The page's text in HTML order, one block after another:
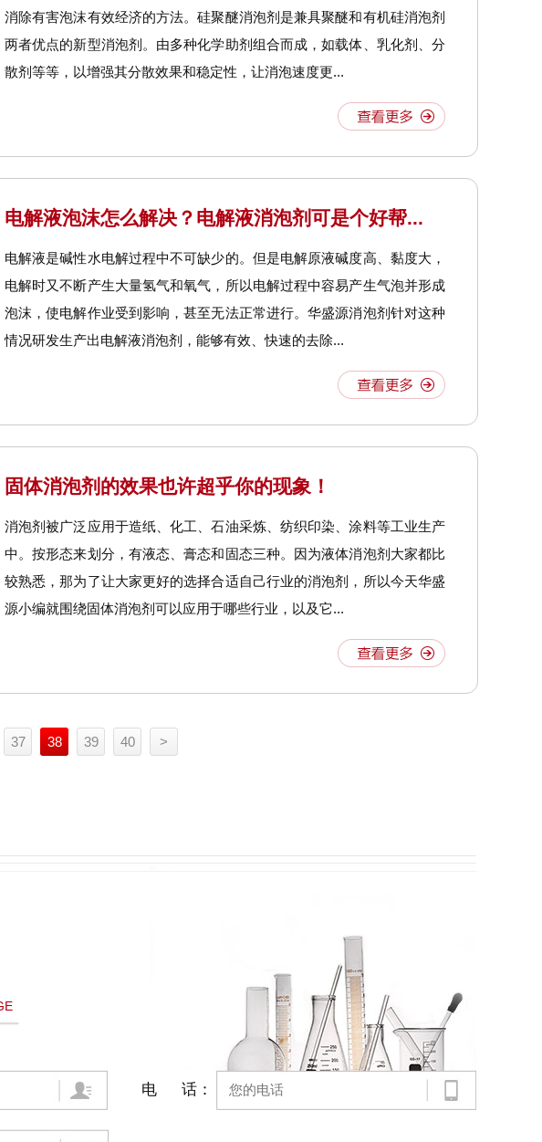
消除有害泡沫有效经济的方法。硅聚醚消泡剂是兼具聚醚和有机硅消泡剂
两者优点的新型消泡剂。由多种化学助剂组合而成，如载体、乳化剂、分
散剂等等，以增强其分散效果和稳定性，让消泡速度更...
电解液泡沫怎么解决？电解液消泡剂可是个好帮...
电解液是碱性水电解过程中不可缺少的。但是电解原液碱度高、黏度大，
电解时又不断产生大量氢气和氧气，所以电解过程中容易产生气泡并形成
泡沫，使电解作业受到影响，甚至无法正常进行。华盛源消泡剂针对这种
情况研发生产出电解液消泡剂，能够有效、快速的去除...
固体消泡剂的效果也许超乎你的现象！
消泡剂被广泛应用于造纸、化工、石油采炼、纺织印染、涂料等工业生产
中。按形态来划分，有液态、膏态和固态三种。因为液体消泡剂大家都比
较熟悉，那为了让大家更好的选择合适自己行业的消泡剂，所以今天华盛
源小编就围绕固体消泡剂可以应用于哪些行业，以及它...
37 38 39 40 >
电 话：